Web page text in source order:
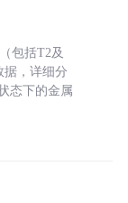
包括T2及
据，详细分
态下的金属